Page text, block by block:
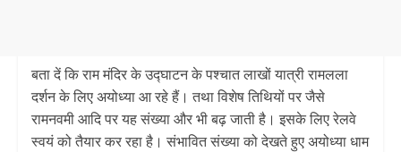
बता दें कि राम मंदिर के उद्घाटन के पश्चात लाखों यात्री रामलला
दर्शन के लिए अयोध्या आ रहे हैं। तथा विशेष तिथियों पर जैसे
रामनवमी आदि पर यह संख्या और भी बढ़ जाती है। इसके लिए रेलवे
स्वयं को तैयार कर रहा है। संभावित संख्या को देखते हुए अयोध्या धाम